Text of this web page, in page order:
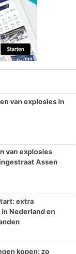
van explosies in
van explosies
Assen
extra
Nederland en
kopen: zo